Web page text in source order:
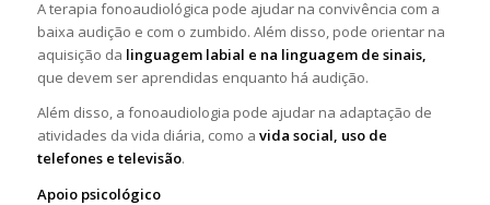
A terapia fonoaudiológica pode ajudar na convivência com a
baixa audição e com o zumbido. Além disso, pode orientar na
aquisição da linguagem labial e na linguagem de sinais,
que devem ser aprendidas enquanto há audição.
Além disso, a fonoaudiologia pode ajudar na adaptação de
atividades da vida diária, como a vida social, uso de
telefones e televisão.
Apoio psicológico